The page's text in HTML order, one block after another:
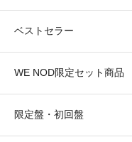
ベストセラー
WE NOD限定セット商品
限定盤・初回盤